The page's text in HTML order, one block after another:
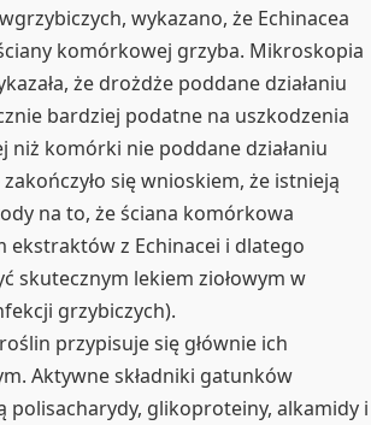
wykazano, że Echinacea
komórkowej grzyba. Mikroskopia
że drożdże poddane działaniu
bardziej podatne na uszkodzenia
niż komórki nie poddane działaniu
się wnioskiem, że istnieją
na to, że ściana komórkowa
ekstraktów z Echinacei i dlatego
skutecznym lekiem ziołowym w
grzybiczych).
przypisuje się głównie ich
Aktywne składniki gatunków
polisacharydy, glikoproteiny, alkamidy i